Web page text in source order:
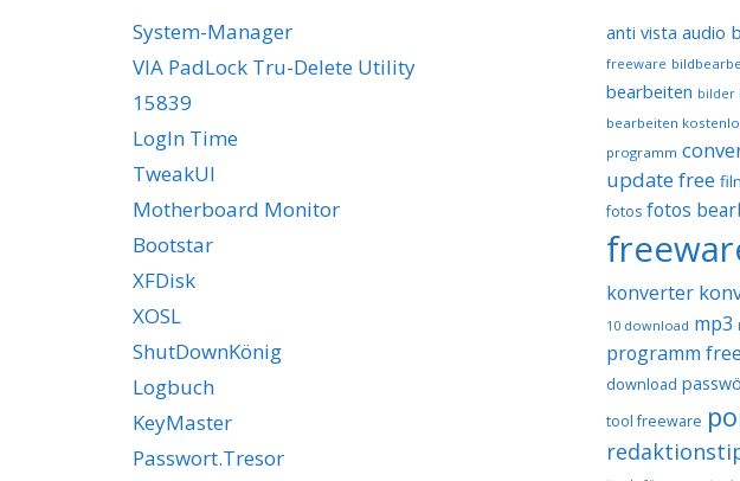
System-Manager
VIA PadLock Tru-Delete Utility
15839
LogIn Time
TweakUI
Motherboard Monitor
Bootstar
XFDisk
XOSL
ShutDownKönig
Logbuch
KeyMaster
Passwort.Tresor
anti vista audio
freeware
bearbeiten bilder
bearbeiten
programm
update free
fotos fotos
konverter
10 download mp3
programm
download
tool freeware